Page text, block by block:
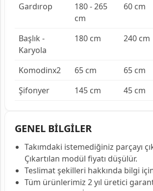
Gardırop
180 - 265
cm
60 cm
Başlık -
Karyola
180 cm 240 cm
Komodinx2 65 cm 65 cm
Şifonyer
145 cm 45 cm
GENEL BİLGİLER
Takımdaki istemediğiniz parçayı
Çıkartılan modül fiyatı düşülür.
Teslimat şekilleri hakkında bilgi
Tüm ürünlerimiz 2 yıl üretici